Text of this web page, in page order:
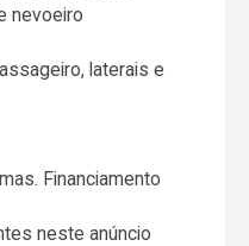
nevoeiro
laterais e
Financiamento
neste anúncio